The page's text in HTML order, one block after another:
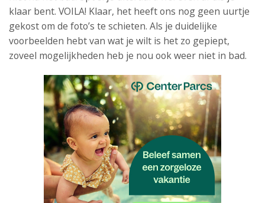
klaar bent. VOILA! Klaar, het heeft ons nog geen uurtje
gekost om de foto’s te schieten. Als je duidelijke
voorbeelden hebt van wat je wilt is het zo gepiept,
zoveel mogelijkheden heb je nou ook weer niet in bad.